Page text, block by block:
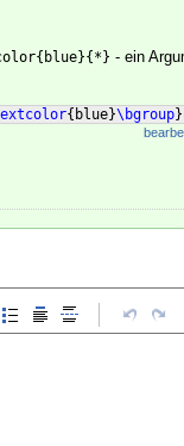
- ein
{ blue}\bgroup}